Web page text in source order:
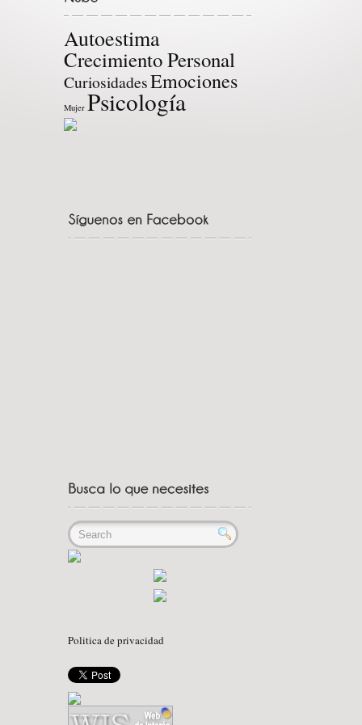
Autoestima
Crecimiento Personal
CuriosidadesEmociones
Mujer Psicología
Politica de privacidad